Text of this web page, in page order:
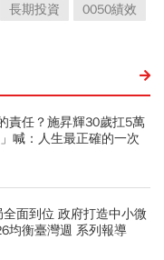
長期投資 0050績效
責任？施昇輝30歲扛5萬
喊：人生最正確的一次
面到位 政府打造中小微
均衡臺灣週 系列報導